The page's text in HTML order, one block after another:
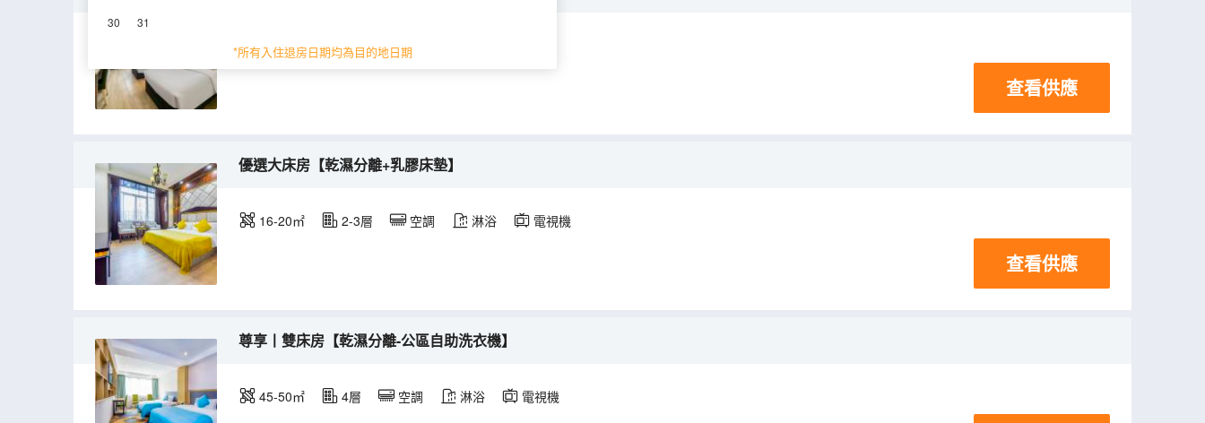
30 31
*所有入住退房日期均為目的地日期
25㎡ 2-4層 空調
查看供應
優選大床房【乾濕分離+乳膠床墊】
16-20㎡ 2-3層 空調 淋浴 電視機
查看供應
尊享丨雙床房【乾濕分離-公區自助洗衣機】
45-50㎡ 4層 空調 淋浴 電視機